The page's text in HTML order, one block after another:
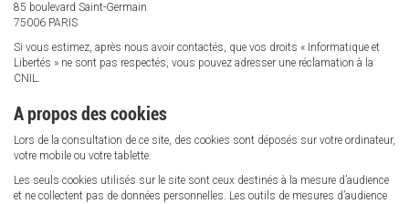
85 boulevard Saint-Germain
75006 PARIS
Si vous estimez, après nous avoir contactés, que vos droits « Informatique et
Libertés » ne sont pas respectés, vous pouvez adresser une réclamation à la
CNIL.
A propos des cookies
Lors de la consultation de ce site, des cookies sont déposés sur votre ordinateur,
votre mobile ou votre tablette.
Les seuls cookies utilisés sur le site sont ceux destinés à la mesure d’audience
et ne collectent pas de données personnelles. Les outils de mesures d’audience